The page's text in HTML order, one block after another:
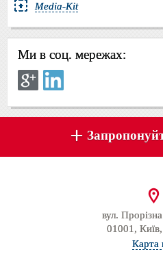
Media-Kit
Ми в соц. мережах:
вул.
01001,
Карта